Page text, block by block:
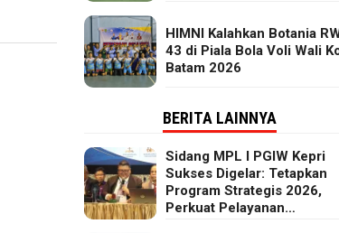
HIMNI Kalahkan Botania
43 di Piala Bola Voli Wali
Batam 2026
BERITA LAINNYA
Sidang MPL I PGIW Kepri
Sukses Digelar: Tetapkan
Program Strategis 2026,
Perkuat Pelayanan